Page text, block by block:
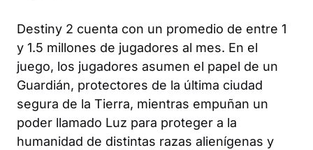
Destiny 2 cuenta con un promedio de entre 1
y 1.5 millones de jugadores al mes. En el
juego, los jugadores asumen el papel de un
Guardián, protectores de la última ciudad
segura de la Tierra, mientras empuñan un
poder llamado Luz para proteger a la
humanidad de distintas razas alienígenas y